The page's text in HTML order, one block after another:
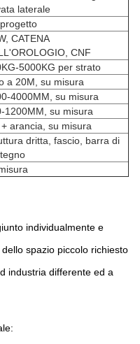
laterale
CATENA
CNF
5000KG per strato
a 20M, su misura
4000MM, su misura
1200MM, su misura
+ arancia, su misura
dritta, fascio, barra di
individualmente e
spazio piccolo richiesto
industria differente ed a